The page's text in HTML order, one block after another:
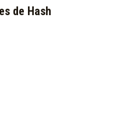
de Hash